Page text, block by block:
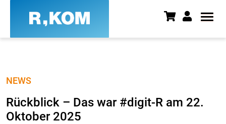
NEWS
Rückblick – Das war #digit-R am 22.
Oktober 2025